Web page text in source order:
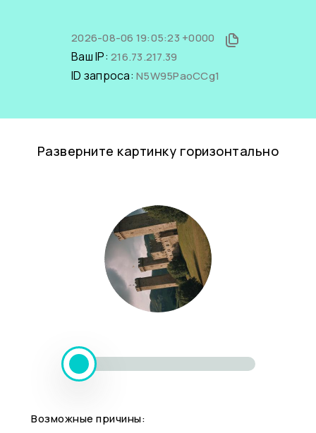
2026-08-06 19:05:23 +0000
Ваш IP: 216.73.217.39
ID запроса: N5W95PaoCCg1
Разверните картинку горизонтально
Возможные причины: